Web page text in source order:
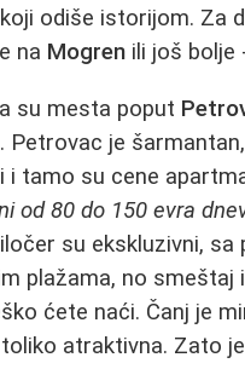
odiše istorijom. Za
na Mogren ili još bolje
su mesta poput
. Petrovac je
i tamo su cene
od 80 do 150 evra
su ekskluzivni, sa
plažama, no smeštaj
ćete naći. Čanj je
atraktivna. Zato